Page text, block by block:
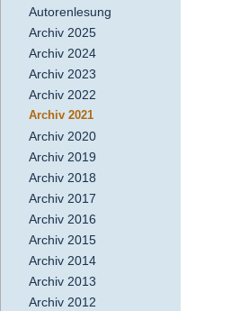
Autorenlesung
Archiv 2025
Archiv 2024
Archiv 2023
Archiv 2022
Archiv 2021
Archiv 2020
Archiv 2019
Archiv 2018
Archiv 2017
Archiv 2016
Archiv 2015
Archiv 2014
Archiv 2013
Archiv 2012